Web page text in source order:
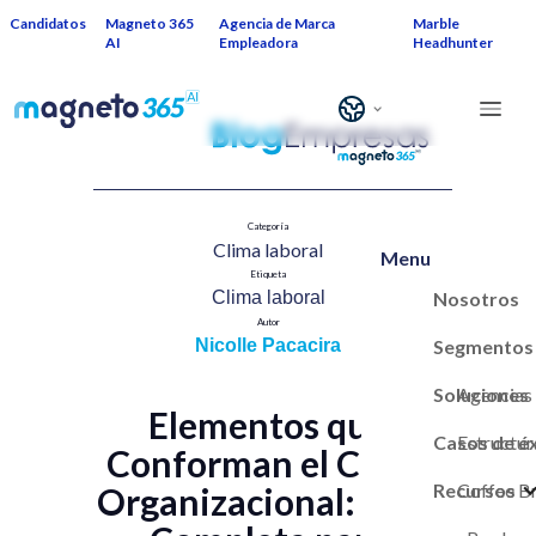
Candidatos
Magneto 365
AI
Agencia de Marca
Empleadora
Marble
Headhunter
Menu
Nosotros
Segmentos
Soluciones
Marca
Casos de
Coffee
Recursos
Categoría
Clima laboral​
Etiqueta
Clima laboral
Autor
Nicolle Pacacira
Elementos que
Conforman el Clima
Organizacional: Guía